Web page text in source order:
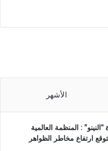
الأشهر
: المنظمة العالمية
ارتفاع مخاطر الظواهر